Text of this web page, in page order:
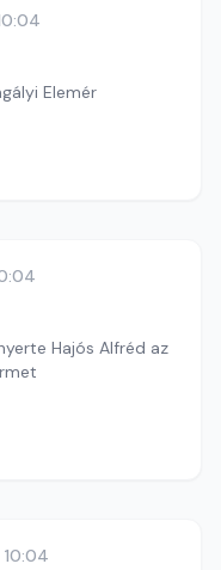
Elemér
Hajós Alfréd az
10:04